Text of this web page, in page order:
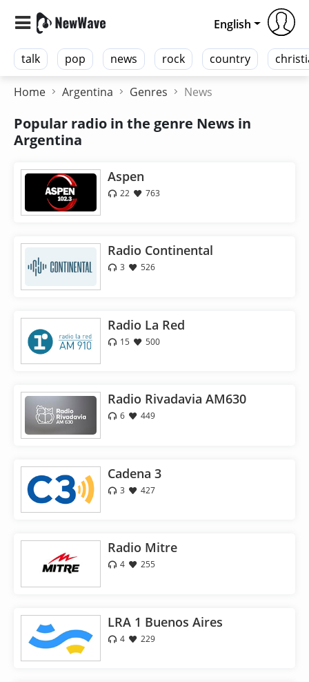
talk pop news rock country
English
Home Argentina Genres News
Popular radio in the genre News in
Argentina
Aspen
22 763
Radio Continental
3 526
Radio La Red
15 500
Radio Rivadavia AM630
6 449
Cadena 3
3 427
Radio Mitre
4 255
LRA 1 Buenos Aires
4 229